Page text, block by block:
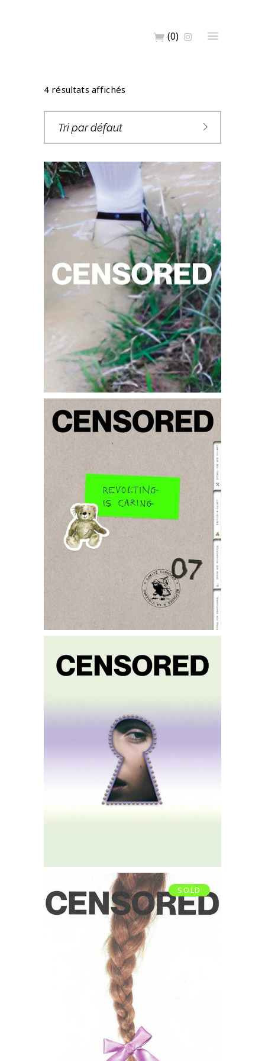
(0)
4 résultats affichés
Tri par défaut
CENSORED 08 –
APOCALYPTICOTRAS
HECOCIDOCIOUS
€20,00
Ajouter au panier
CENSORED 07 –
RÉPONSES À LA
VIOLENCE
20,00
Ajouter au panier
CENSORED 06
« LIVING IN A
FANTASY WORLD »
€20,00
Ajouter au panier
SOLD
CENSORED 05
« TRANSMISSION »
€20,00